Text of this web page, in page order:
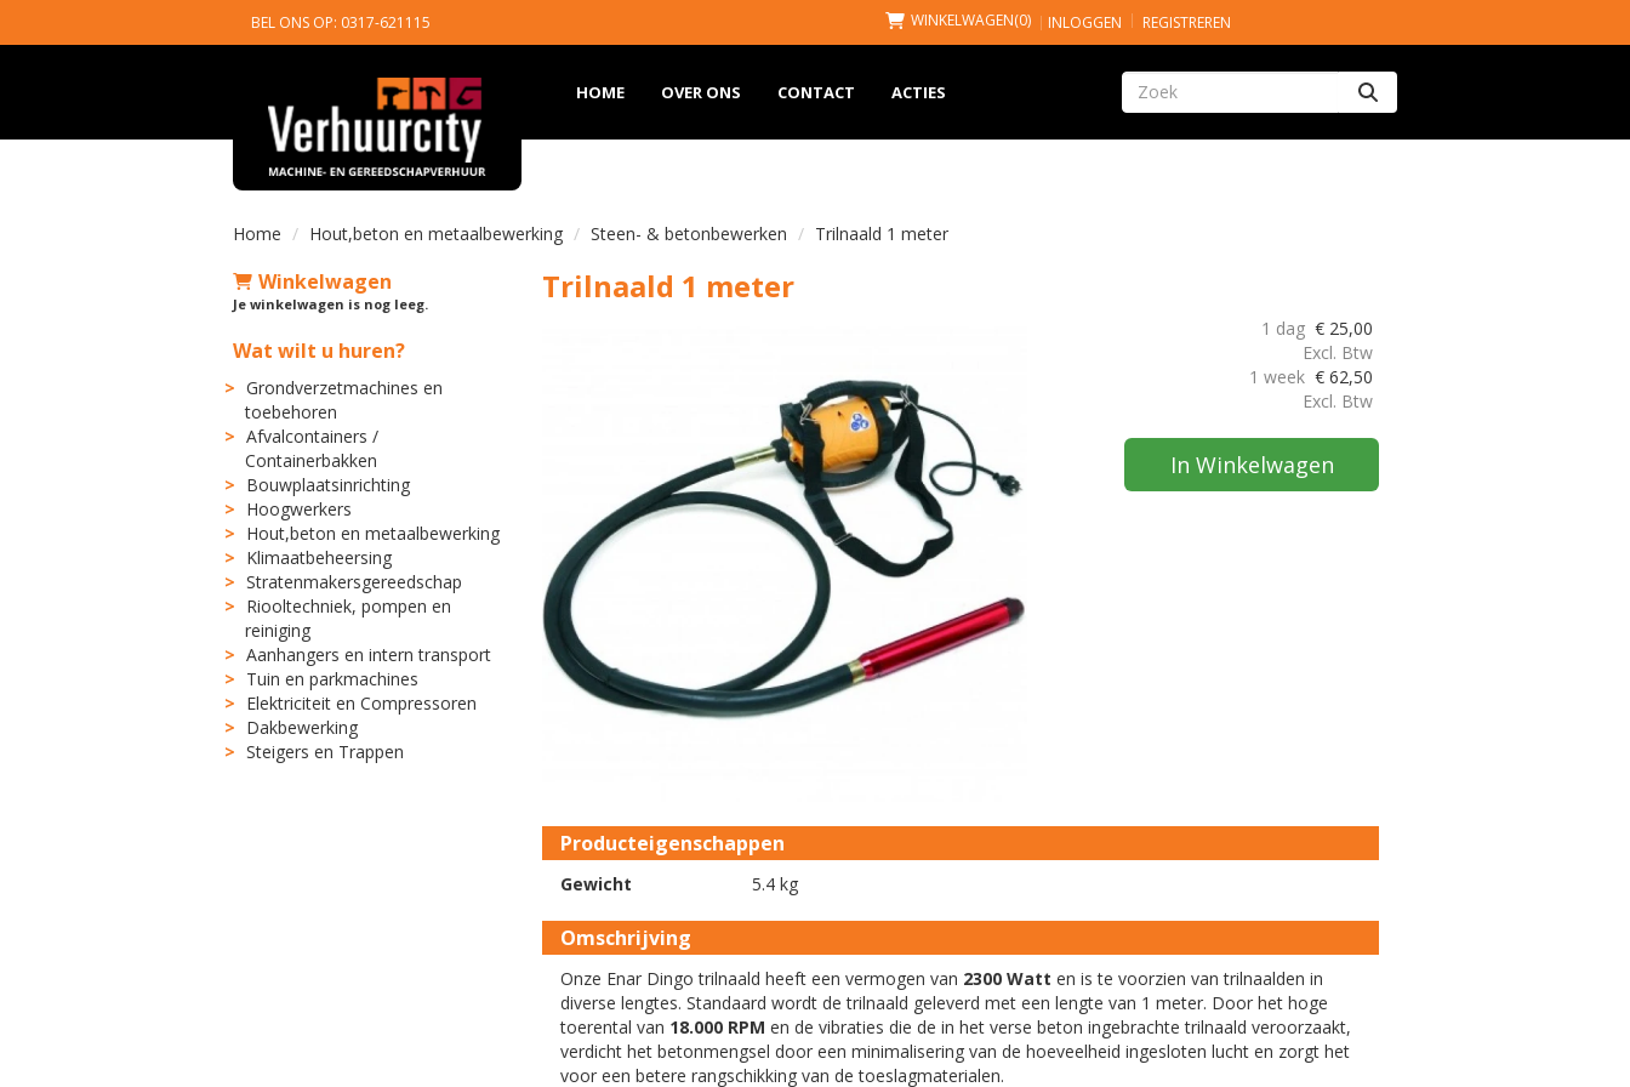
BEL ONS OP: 0317-621115 WINKELWAGEN(0) INLOGGEN REGISTREREN
HOME OVER ONS CONTACT ACTIES Zoeken
Home Hout,beton en metaalbewerking Steen- & betonbewerken Trilnaald 1 meter
Winkelwagen
Je winkelwagen is nog leeg.
Wat wilt u huren?
Grondverzetmachines en
toebehoren
Afvalcontainers /
Containerbakken
Bouwplaatsinrichting
Hoogwerkers
Hout,beton en metaalbewerking
Klimaatbeheersing
Stratenmakersgereedschap
Riooltechniek, pompen en
reiniging
Aanhangers en intern transport
Tuin en parkmachines
Elektriciteit en Compressoren
Dakbewerking
Steigers en Trappen
Trilnaald 1 meter
1 dag € 25,00
Excl. Btw
1 week € 62,50
Excl. Btw
In Winkelwagen
Producteigenschappen
Gewicht 5.4 kg
Omschrijving
Onze Enar Dingo trilnaald heeft een vermogen van 2300 Watt en is te voorzien van trilnaalden in
diverse lengtes. Standaard wordt de trilnaald geleverd met een lengte van 1 meter. Door het hoge
toerental van 18.000 RPM en de vibraties die de in het verse beton ingebrachte trilnaald veroorzaakt,
verdicht het betonmengsel door een minimalisering van de hoeveelheid ingesloten lucht en zorgt het
voor een betere rangschikking van de toeslagmaterialen.